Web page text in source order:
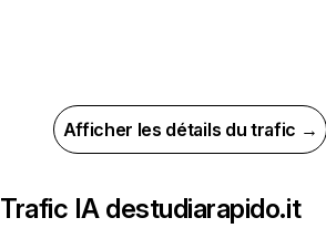
Afficher les détails du trafic →
Trafic IA destudiarapido.it